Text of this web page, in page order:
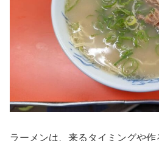
ラーメンは、来るタイミングや